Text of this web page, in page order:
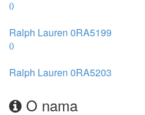
Ralph Lauren 0RA5199
Ralph Lauren 0RA5203
O nama